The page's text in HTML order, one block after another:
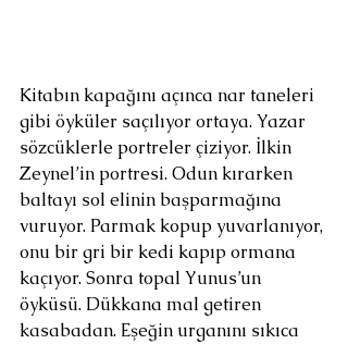
Kitabın kapağını açınca nar taneleri
gibi öyküler saçılıyor ortaya. Yazar
sözcüklerle portreler çiziyor. İlkin
Zeynel’in portresi. Odun kırarken
baltayı sol elinin başparmağına
vuruyor. Parmak kopup yuvarlanıyor,
onu bir gri bir kedi kapıp ormana
kaçıyor. Sonra topal Yunus’un
öyküsü. Dükkana mal getiren
kasabadan. Eşeğin urganını sıkıca